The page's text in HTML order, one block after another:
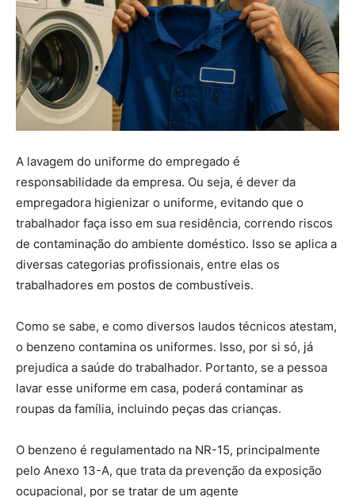
A lavagem do uniforme do empregado é
responsabilidade da empresa. Ou seja, é dever da
empregadora higienizar o uniforme, evitando que o
trabalhador faça isso em sua residência, correndo riscos
de contaminação do ambiente doméstico. Isso se aplica a
diversas categorias profissionais, entre elas os
trabalhadores em postos de combustíveis.
Como se sabe, e como diversos laudos técnicos atestam,
o benzeno contamina os uniformes. Isso, por si só, já
prejudica a saúde do trabalhador. Portanto, se a pessoa
lavar esse uniforme em casa, poderá contaminar as
roupas da família, incluindo peças das crianças.
O benzeno é regulamentado na NR-15, principalmente
pelo Anexo 13-A, que trata da prevenção da exposição
ocupacional, por se tratar de um agente